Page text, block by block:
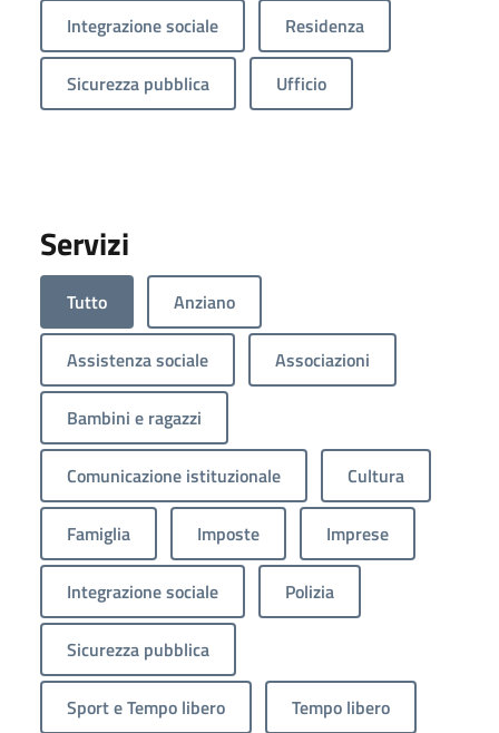
Integrazione sociale Residenza
Sicurezza pubblica Ufficio
Servizi
Tutto Anziano
Assistenza sociale Associazioni
Bambini e ragazzi
Comunicazione istituzionale Cultura
Famiglia Imposte Imprese
Integrazione sociale Polizia
Sicurezza pubblica
Sport e Tempo libero Tempo libero